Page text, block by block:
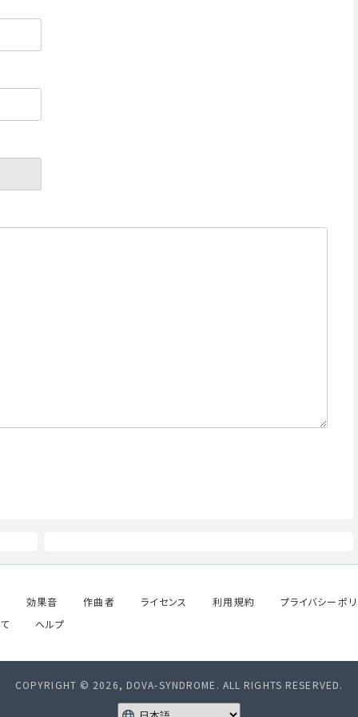
効果音 作曲者 ライセンス 利用規約
プライバシーポ
ヘルプ
COPYRIGHT © 2026, DOVA-SYNDROME. ALL RIGHTS RESERVED.